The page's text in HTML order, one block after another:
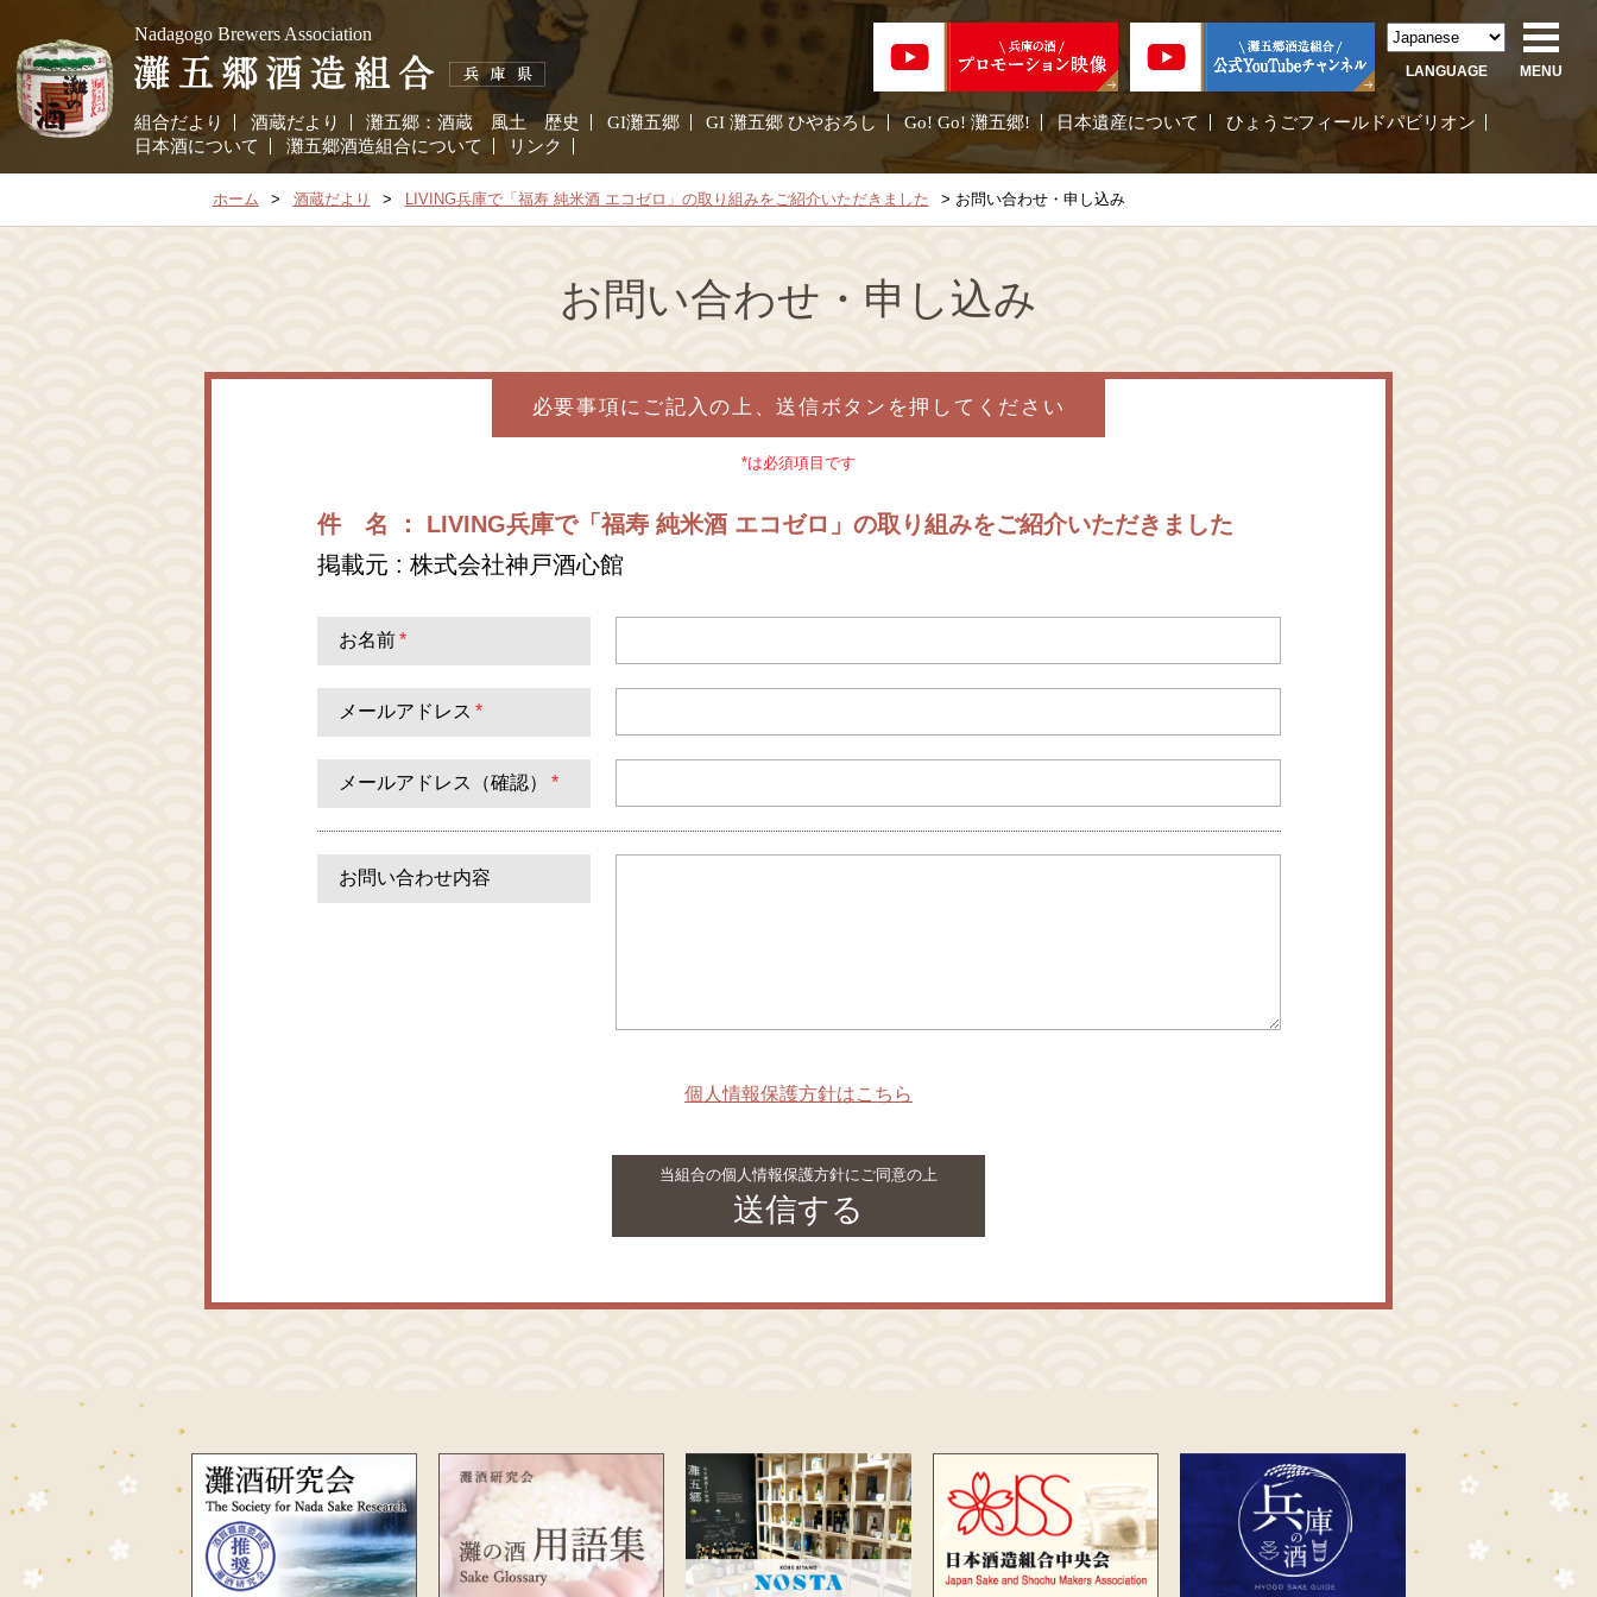
Nadagogo Brewers Association
組合だより 酒蔵だより 灘五郷：酒蔵 風土 歴史 GI灘五郷 GI 灘五郷 ひやおろし Go! Go! 灘五郷! 日本遺産について
ひょうごフィールドパビリオン
日本酒について
灘五郷酒造組合について リンク
LANGUAGE MENU
ホーム 酒蔵だより LIVING兵庫で「福寿 純米酒 エコゼロ」の取り組みをご紹介いただきました お問い合わせ・申し込み
お問い合わせ・申し込み
必要事項にご記入の上、送信ボタンを押してください
*は必須項目です
件 名 ： LIVING兵庫で「福寿 純米酒 エコゼロ」の取り組みをご紹介いただきました
掲載元 : 株式会社神戸酒心館
お名前 *
メールアドレス *
メールアドレス（確認） *
お問い合わせ内容
個人情報保護方針はこちら
当組合の個人情報保護方針にご同意の上
送信する